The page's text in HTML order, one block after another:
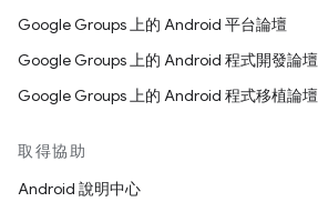
Google Groups 上的 Android 平台論壇
Google Groups 上的 Android 程式開發論壇
Google Groups 上的 Android 程式移植論壇
取得協助
Android 說明中心